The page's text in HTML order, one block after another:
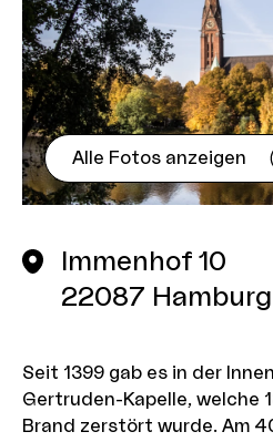
Alle Fotos anzeigen
Immenhof 10
22087 Hamburg
Seit 1399 gab es in der
Gertruden-Kapelle, welche
Brand zerstört wurde. Am